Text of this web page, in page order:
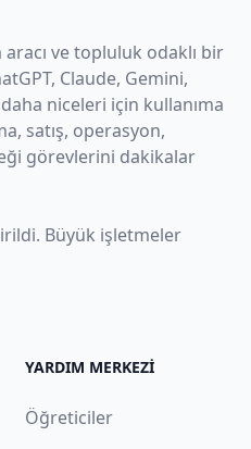
ve topluluk odaklı bir
Claude, Gemini,
niceleri için kullanıma
satış, operasyon,
görevlerini dakikalar
Büyük işletmeler
YARDIM MERKEZI
Öğreticiler